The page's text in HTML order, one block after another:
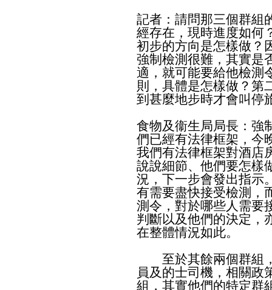
記者：請問那三個群組
經存在，現時進度如何
初步的方向是怎樣做？
強制檢測很難，其實是
適，就可能要給他檢測
則，具體是怎樣做？第
到甚麼地步時才會叫停
食物及衞生局局長：強
們已經有法律框架，今
我們有法律框架對酒店
說說細節、他們要怎樣
況，下一步會發出指示
有需要盡快接受檢測，
測令，對於哪些人需要
判斷以及他們的決定，
在整體情況如此。
至於其餘兩個群組，
員及的士司機，相關政
組，其實他們的特定群